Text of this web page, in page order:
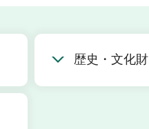
歴史・文化財